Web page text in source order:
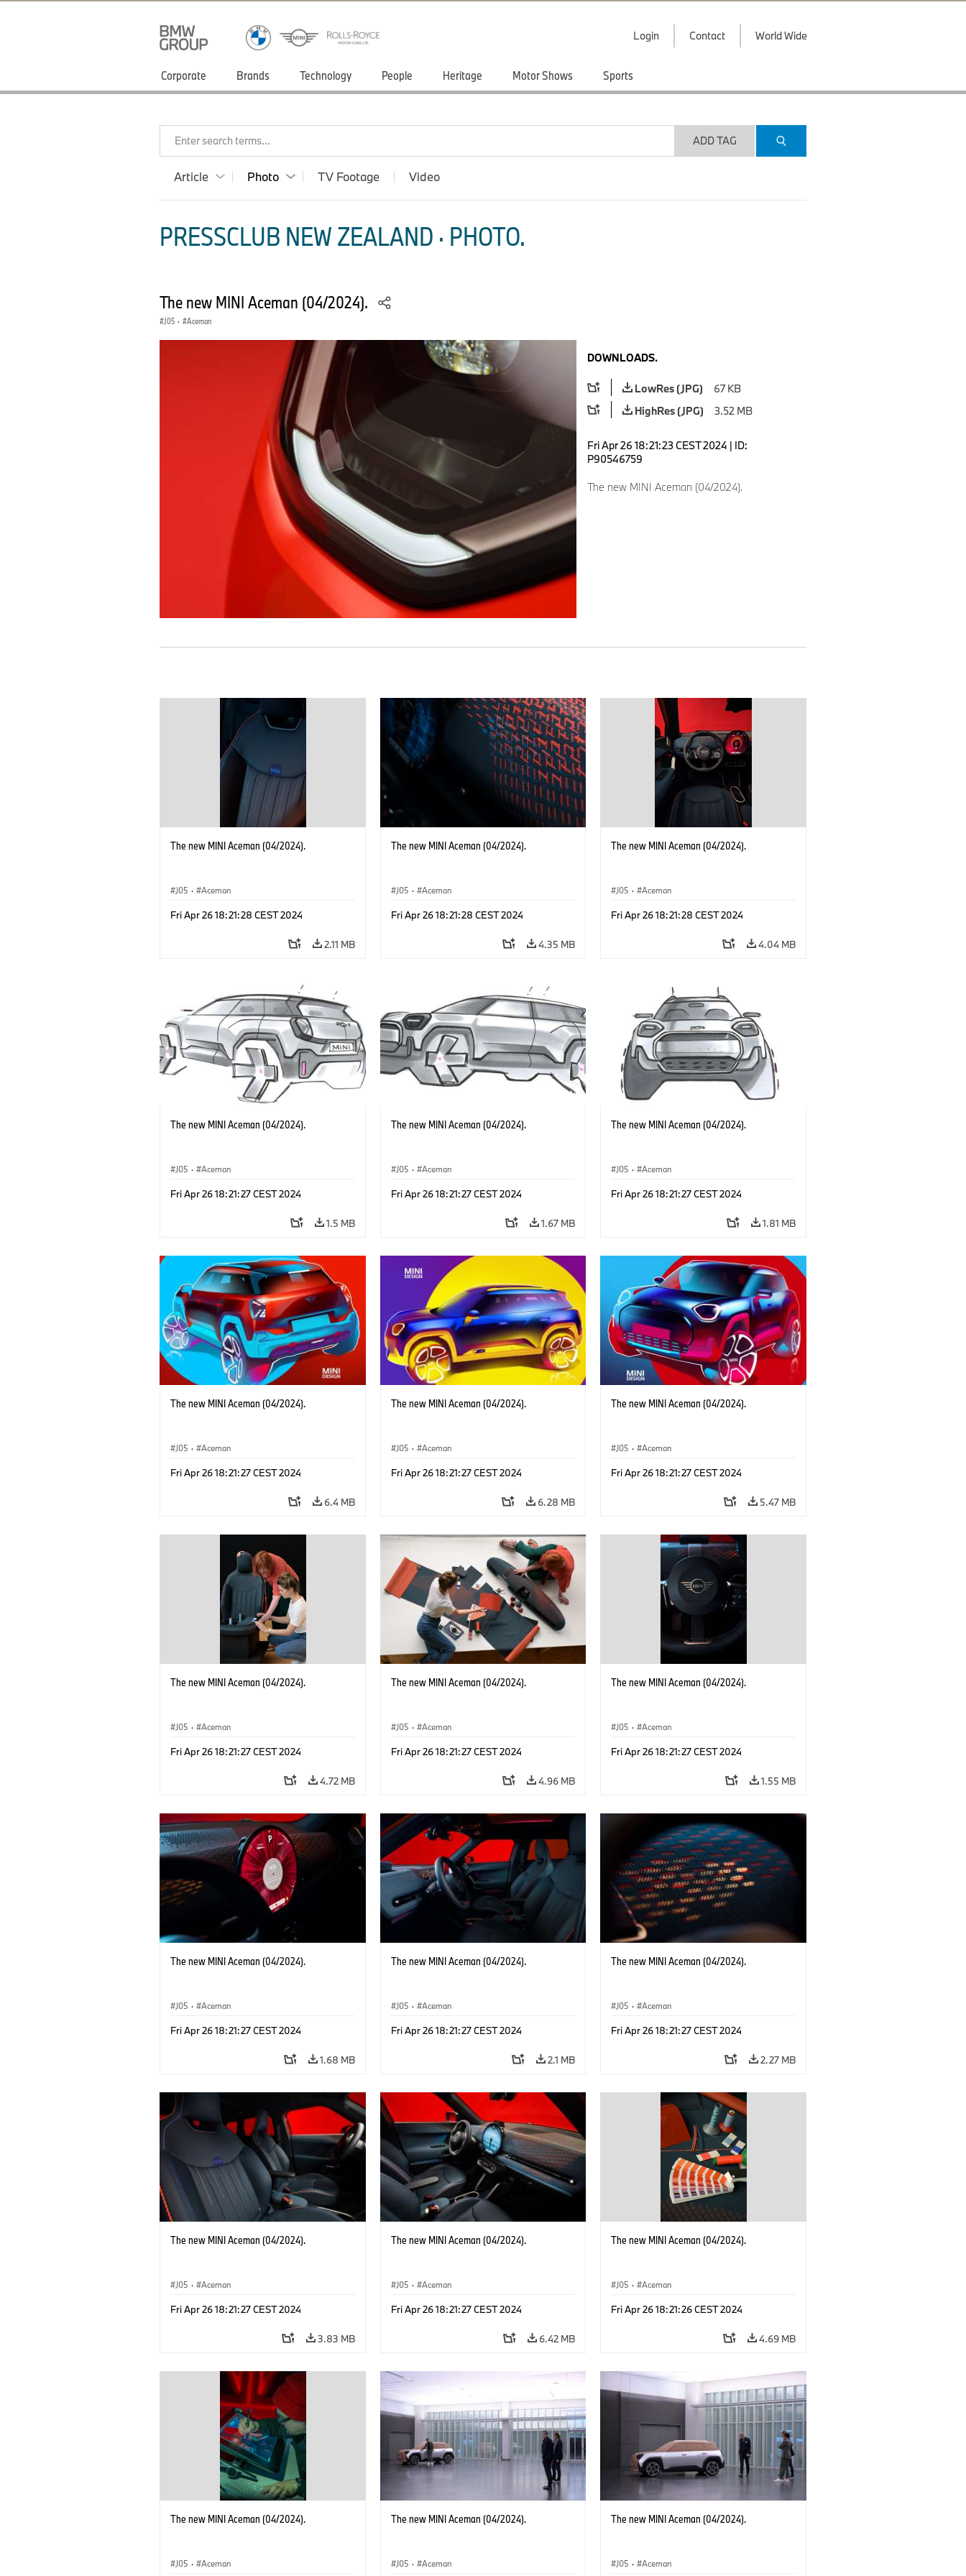
Login Contact World Wide
Corporate Brands Technology People Heritage Motor Shows Sports
Enter search terms... ADD TAG
Article Photo TV Footage Video
PRESSCLUB NEW ZEALAND · PHOTO.
The new MINI Aceman (04/2024).
J05 · Aceman
DOWNLOADS.
LowRes (JPG)
67 KB
HighRes (JPG)
3.52 MB
Fri Apr 26 18:21:23 CEST 2024 | ID:
P90546759
The new MINI Aceman (04/2024).
The new MINI Aceman (04/2024).
J05 · Aceman
Fri Apr 26 18:21:28 CEST 2024
2.11 MB
The new MINI Aceman (04/2024).
J05 · Aceman
Fri Apr 26 18:21:28 CEST 2024
4.35 MB
The new MINI Aceman (04/2024).
J05 · Aceman
Fri Apr 26 18:21:28 CEST 2024
4.04 MB
The new MINI Aceman (04/2024).
J05 · Aceman
Fri Apr 26 18:21:27 CEST 2024
1.5 MB
The new MINI Aceman (04/2024).
J05 · Aceman
Fri Apr 26 18:21:27 CEST 2024
1.67 MB
The new MINI Aceman (04/2024).
J05 · Aceman
Fri Apr 26 18:21:27 CEST 2024
1.81 MB
The new MINI Aceman (04/2024).
J05 · Aceman
Fri Apr 26 18:21:27 CEST 2024
6.4 MB
The new MINI Aceman (04/2024).
J05 · Aceman
Fri Apr 26 18:21:27 CEST 2024
6.28 MB
The new MINI Aceman (04/2024).
J05 · Aceman
Fri Apr 26 18:21:27 CEST 2024
5.47 MB
The new MINI Aceman (04/2024).
J05 · Aceman
Fri Apr 26 18:21:27 CEST 2024
4.72 MB
The new MINI Aceman (04/2024).
J05 · Aceman
Fri Apr 26 18:21:27 CEST 2024
4.96 MB
The new MINI Aceman (04/2024).
J05 · Aceman
Fri Apr 26 18:21:27 CEST 2024
1.55 MB
The new MINI Aceman (04/2024).
J05 · Aceman
Fri Apr 26 18:21:27 CEST 2024
1.68 MB
The new MINI Aceman (04/2024).
J05 · Aceman
Fri Apr 26 18:21:27 CEST 2024
2.1 MB
The new MINI Aceman (04/2024).
J05 · Aceman
Fri Apr 26 18:21:27 CEST 2024
2.27 MB
The new MINI Aceman (04/2024).
J05 · Aceman
Fri Apr 26 18:21:27 CEST 2024
3.83 MB
The new MINI Aceman (04/2024).
J05 · Aceman
Fri Apr 26 18:21:27 CEST 2024
6.42 MB
The new MINI Aceman (04/2024).
J05 · Aceman
Fri Apr 26 18:21:26 CEST 2024
4.69 MB
The new MINI Aceman (04/2024).
J05 · Aceman
The new MINI Aceman (04/2024).
J05 · Aceman
The new MINI Aceman (04/2024).
J05 · Aceman